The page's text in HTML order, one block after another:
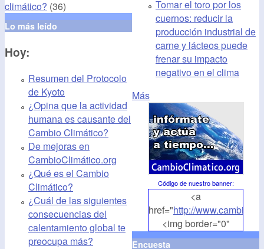
climático? (36)
Lo más leído
Hoy:
Resumen del Protocolo
de Kyoto
¿Opina que la actividad
humana es causante del
Cambio Climático?
De mejoras en
CambioClimático.org
¿Qué es el Cambio
Climático?
¿Cuál de las siguientes
consecuencias del
calentamiento global te
preocupa más?
Tomar el toro por los
cuernos: reducir la
producción industrial de
carne y lácteos puede
frenar su impacto
negativo en el clima
Más
Código de nuestro banner:
<a
href="http://
<img border="0"
align="middle"
Encuesta